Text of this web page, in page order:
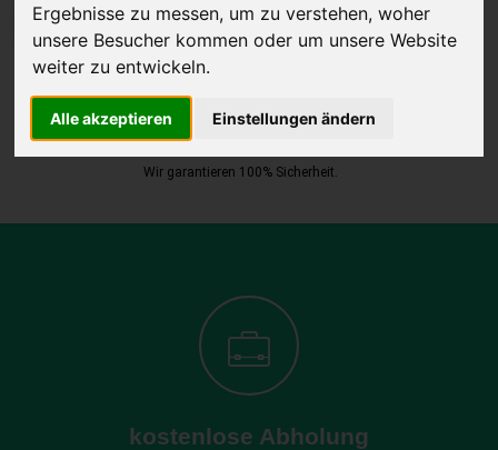
Ergebnisse zu messen, um zu verstehen, woher
unsere Besucher kommen oder um unsere Website
weiter zu entwickeln.
Alle akzeptieren Einstellungen ändern
JETZT KOSTENLOSE BEWERTUNG
Kostenloses Angebotfür den Ankauf Ihres Autos inklusive der
Abholung, auf Wunsch sofort Geld. Ihre Daten werden nicht mit Dritten
Wir garantieren 100% Sicherheit.
kostenlose Abholung